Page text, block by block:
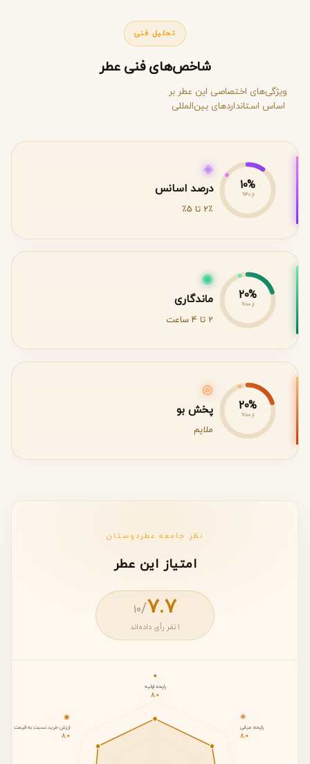
تحلیل فنی
شاخص‌های فنی عطر
ویژگی‌های اختصاصی این عطر بر
اساس استانداردهای بین‌المللی
10%
از 40%
◈
درصد اسانس
2٪ تا 5٪
20%
از 100%
◉
ماندگاری
2 تا 4 ساعت
20%
از 100%
◎
پخش بو
ملایم
نظر جامعه عطردوستان
امتیاز این عطر
7.7
/۱۰
1 نفر رأی داده‌اند
✦
رایحه اولیه
8.0
❋
رایحه میانی
8.0
◉
ارزش خرید نسبت به قیمت
8.0